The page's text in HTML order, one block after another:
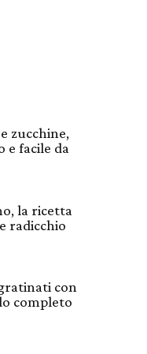
zucchine,
e facile da
la ricetta
radicchio
con
completo